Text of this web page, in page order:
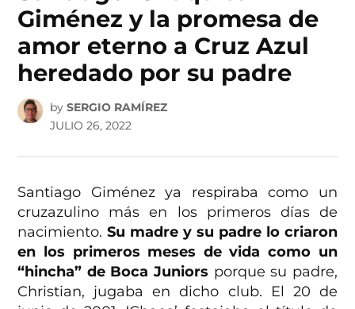
Giménez y la promesa de
amor eterno a Cruz Azul
heredado por su padre
by SERGIO RAMÍREZ
JULIO 26, 2022
Santiago Giménez ya respiraba como un
cruzazulino más en los primeros días de
nacimiento.Su madre y su padre lo criaron
en los primeros meses de vida como un
“hincha” de Boca Juniors porque su padre,
Christian, jugaba en dicho club. El 20 de